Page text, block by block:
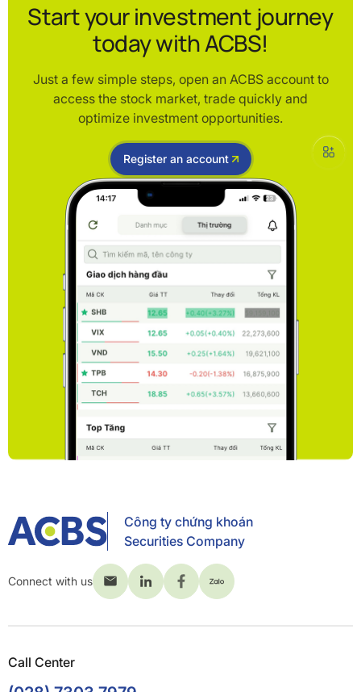
Start your investment journey
today with ACBS!
Just a few simple steps, open an ACBS account to
access the stock market, trade quickly and
optimize investment opportunities.
Register an account
Công ty chứng khoán
Securities Company
Connect with us
Call Center